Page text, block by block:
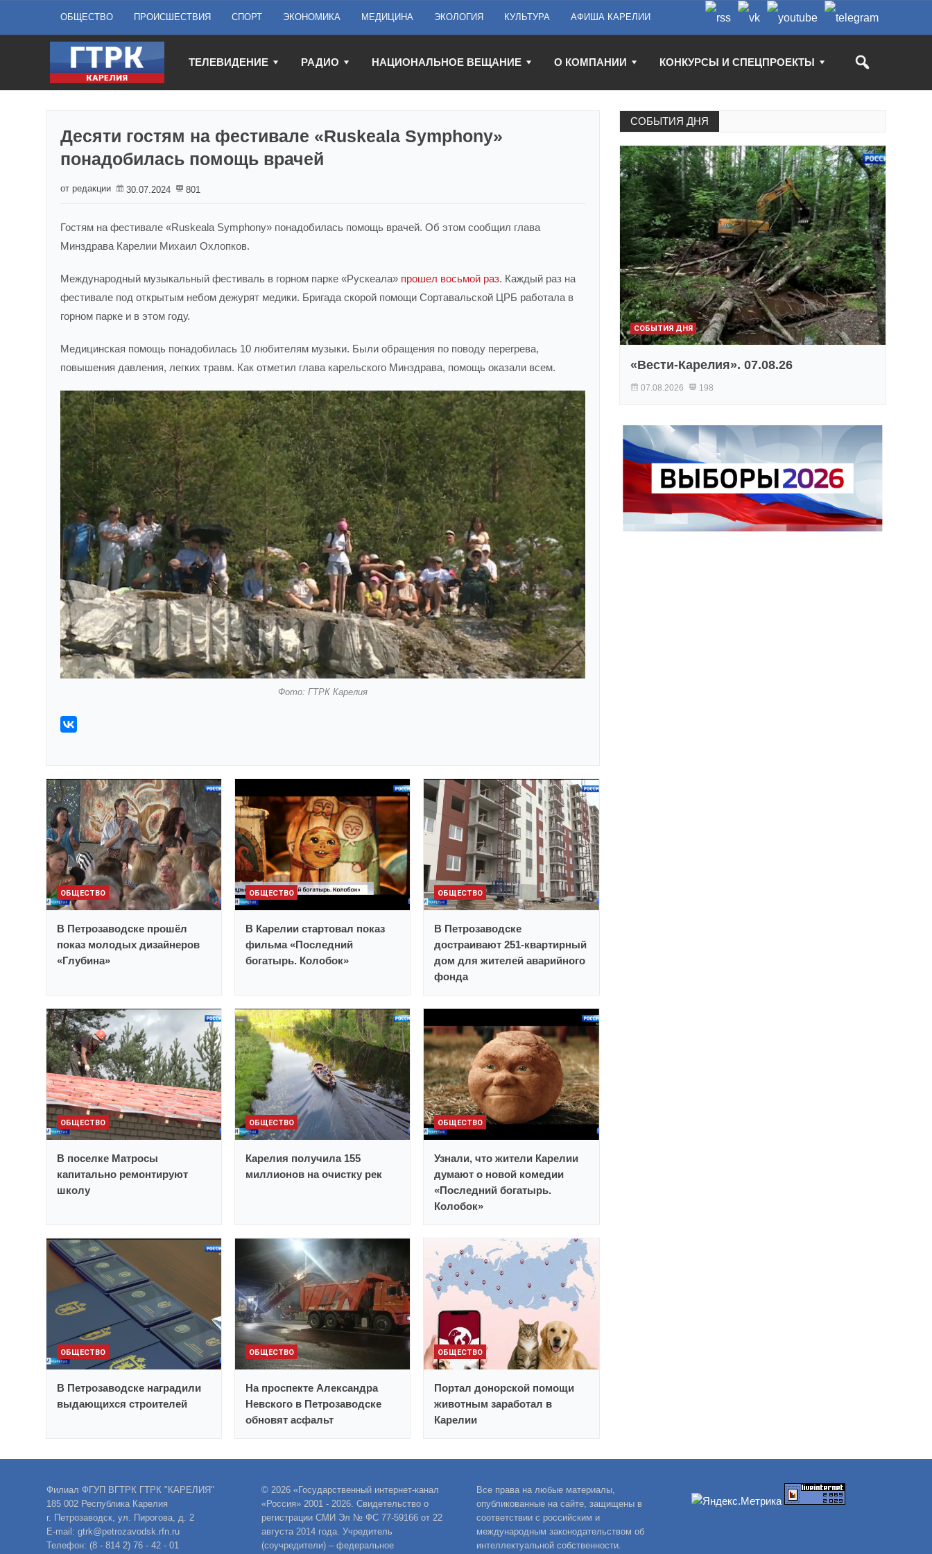
ОБЩЕСТВО ПРОИСШЕСТВИЯ СПОРТ ЭКОНОМИКА МЕДИЦИНА ЭКОЛОГИЯ КУЛЬТУРА АФИША КАРЕЛИИ
ТЕЛЕВИДЕНИЕ РАДИО НАЦИОНАЛЬНОЕ ВЕЩАНИЕ О КОМПАНИИ КОНКУРСЫ И СПЕЦПРОЕКТЫ
Десяти гостям на фестивале «Ruskeala Symphony»
понадобилась помощь врачей
от редакции 30.07.2024 801
Гостям на фестивале «Ruskeala Symphony» понадобилась помощь врачей. Об этом сообщил глава
Минздрава Карелии Михаил Охлопков.
Международный музыкальный фестиваль в горном парке «Рускеала» прошел восьмой раз. Каждый раз на
фестивале под открытым небом дежурят медики. Бригада скорой помощи Сортавальской ЦРБ работала в
горном парке и в этом году.
Медицинская помощь понадобилась 10 любителям музыки. Были обращения по поводу перегрева,
повышения давления, легких травм. Как отметил глава карельского Минздрава, помощь оказали всем.
Фото: ГТРК Карелия
ОБЩЕСТВО
В Петрозаводске прошёл
показ молодых дизайнеров
«Глубина»
ОБЩЕСТВО
В Карелии стартовал показ
фильма «Последний
богатырь. Колобок»
ОБЩЕСТВО
В Петрозаводске
достраивают 251-квартирный
дом для жителей аварийного
фонда
ОБЩЕСТВО
В поселке Матросы
капитально ремонтируют
школу
ОБЩЕСТВО
Карелия получила 155
миллионов на очистку рек
ОБЩЕСТВО
Узнали, что жители Карелии
думают о новой комедии
«Последний богатырь.
Колобок»
ОБЩЕСТВО
В Петрозаводске наградили
выдающихся строителей
ОБЩЕСТВО
На проспекте Александра
Невского в Петрозаводске
обновят асфальт
ОБЩЕСТВО
Портал донорской помощи
животным заработал в
Карелии
СОБЫТИЯ ДНЯ
СОБЫТИЯ ДНЯ
«Вести-Карелия». 07.08.26
07.08.2026 198
Филиал ФГУП ВГТРК ГТРК "КАРЕЛИЯ"
185 002 Республика Карелия
г. Петрозаводск, ул. Пирогова, д. 2
E-mail: gtrk@petrozavodsk.rfn.ru
Телефон: (8 - 814 2) 76 - 42 - 01
© 2026 «Государственный интернет-канал
«Россия» 2001 - 2026. Свидетельство о
регистрации СМИ Эл № ФС 77-59166 от 22
августа 2014 года. Учредитель
(соучредители) – федеральное
Все права на любые материалы,
опубликованные на сайте, защищены в
соответствии с российским и
международным законодательством об
интеллектуальной собственности.